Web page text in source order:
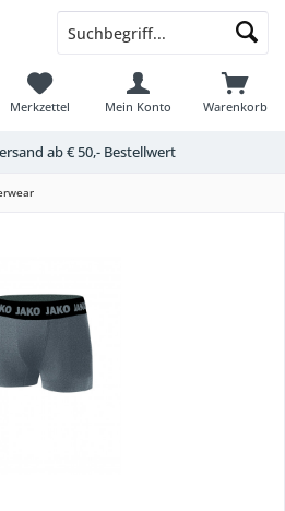
Warenkorb
Merkzettel Mein Konto
ab € 50,- Bestellwert